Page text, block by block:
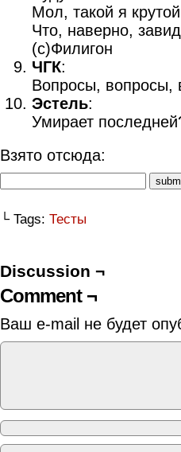
Мол, такой я
Что, наверно,
(с)Филигон
ЧГК:
Вопросы, вопросы,
Эстель:
Умирает
Взято отсюда:
└ Tags: Тесты
Discussion ¬
Comment ¬
Ваш e-mail не будет